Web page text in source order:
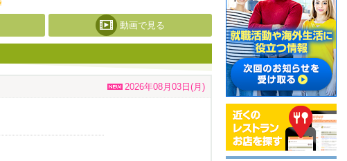
動画で見る
2026年08月03日(月)